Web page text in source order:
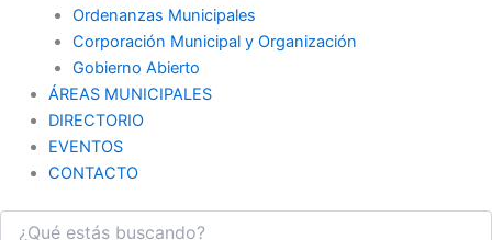
Ordenanzas Municipales
Corporación Municipal y Organización
Gobierno Abierto
ÁREAS MUNICIPALES
DIRECTORIO
EVENTOS
CONTACTO